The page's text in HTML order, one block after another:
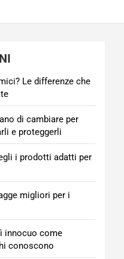
Le differenze che
di cambiare per
e proteggerli
i prodotti adatti per
migliori per i
innocuo come
conoscono